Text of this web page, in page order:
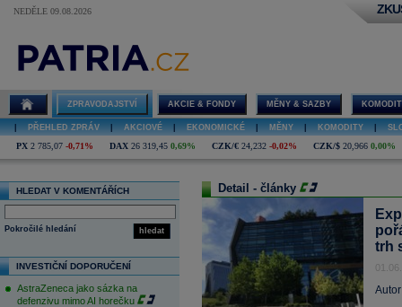
NEDĚLE 09.08.2026
ZPRAVODAJSTVÍ AKCIE & FONDY MĚNY & SAZBY
PŘEHLED ZPRÁV AKCIOVÉ EKONOMICKÉ MĚNY KOMODITY
PX 2 785,07 -0,71% DAX 26 319,45 0,69% CZK/€ 24,232 -0,02% CZK/$ 20,966 0,00%
HLEDAT V KOMENTÁŘÍCH
hledat
Pokročilé hledání
INVESTIČNÍ DOPORUČENÍ
AstraZeneca jako sázka na
defenzivu mimo AI horečku
Detail - články
trh